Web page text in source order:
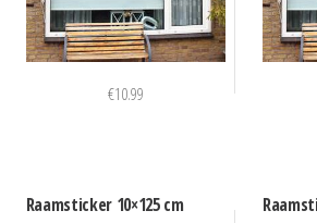
€10.99
Raamsticker 10×125 cm